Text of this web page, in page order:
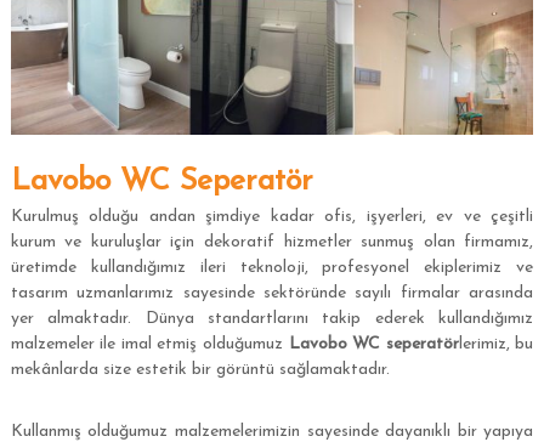
Lavobo WC Seperatör
Kurulmuş olduğu andan şimdiye kadar ofis, işyerleri, ev ve çeşitli
kurum ve kuruluşlar için dekoratif hizmetler sunmuş olan firmamız,
üretimde kullandığımız ileri teknoloji, profesyonel ekiplerimiz ve
tasarım uzmanlarımız sayesinde sektöründe sayılı firmalar arasında
yer almaktadır. Dünya standartlarını takip ederek kullandığımız
malzemeler ile imal etmiş olduğumuz Lavobo WC seperatörlerimiz, bu
mekânlarda size estetik bir görüntü sağlamaktadır.
Kullanmış olduğumuz malzemelerimizin sayesinde dayanıklı bir yapıya